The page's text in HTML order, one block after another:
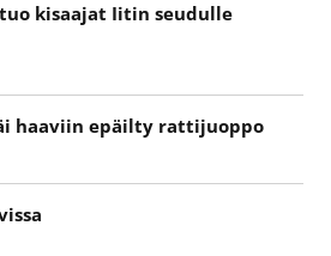
kisaajat Iitin seudulle
haaviin epäilty rattijuoppo